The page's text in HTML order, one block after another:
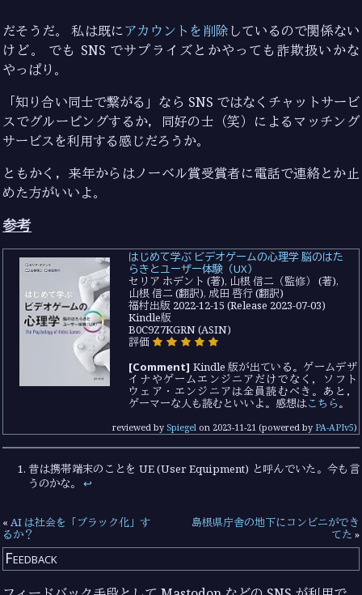
だそうだ。 私は既にアカウントを削除しているので関係ない
けど。 でも SNS でサプライズとかやっても詐欺扱いかな
やっぱり。
「知り合い同士で繋がる」なら SNS ではなくチャットサービ
スでグルーピングするか，同好の士（笑）によるマッチング
サービスを利用する感じだろうか。
ともかく，来年からはノーベル賞受賞者に電話で連絡とか止
めた方がいいよ。
参考
はじめて学ぶ ビデオゲームの心理学 脳のはた
らきとユーザー体験（UX）
セリア ホデント (著), 山根 信二（監修） (著),
山根 信二 (翻訳), 成田 啓行 (翻訳)
福村出版 2022-12-15 (Release 2023-07-03)
Kindle版
B0C9Z7KGRN (ASIN)
評価
[Comment] Kindle 版が出ている。ゲームデザ
イナやゲームエンジニアだけでなく，ソフト
ウェア・エンジニアは全員読むべき。あと，
ゲーマーな人も読むといいよ。感想はこちら。
reviewed by Spiegelon 2023-11-21(powered by PA-APIv5)
昔は携帯端末のことを UE (User Equipment) と呼んでいた。今も言
うのかな。↩︎
«AI は社会を「ブラック化」す
るか？
島根県庁舎の地下にコンビニができ
てた »
Feedback